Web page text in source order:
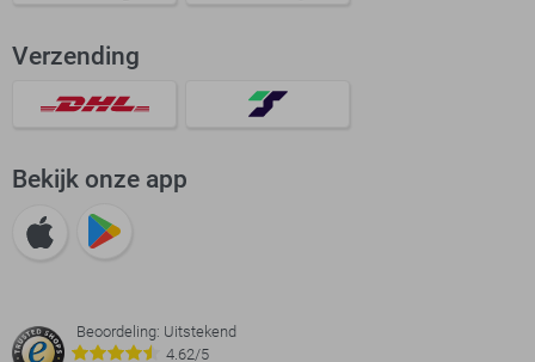
Verzending
Bekijk onze app
Beoordeling: Uitstekend
4.62/5